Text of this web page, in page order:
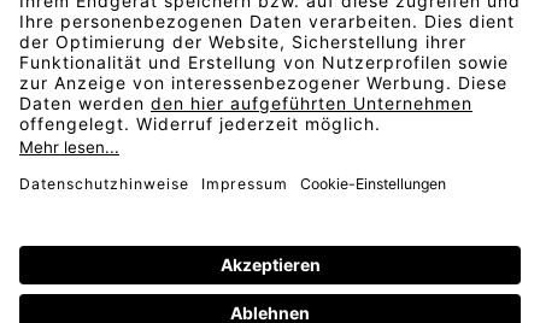
Sicherheit
AGBWiderrufsbelehrung